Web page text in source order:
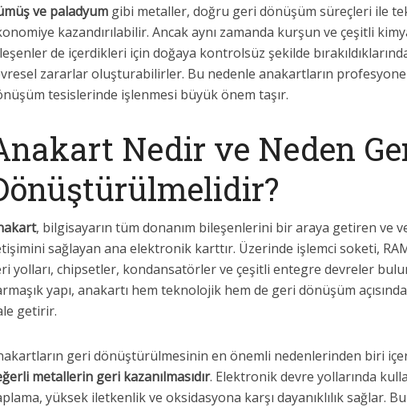
ve paladyum gibi metaller, doğru geri dönüşüm süreçleri ile
kazandırılabilir. Ancak aynı zamanda kurşun ve çeşitli
de içerdikleri için doğaya kontrolsüz şekilde
zararlar oluşturabilirler. Bu nedenle anakartların
tesislerinde işlenmesi büyük önem taşır.
Nedir ve Neden
, bilgisayarın tüm donanım bileşenlerini bir araya getiren ve
sağlayan ana elektronik karttır. Üzerinde işlemci soketi,
yolları, chipsetler, kondansatörler ve çeşitli entegre devreler
yapı, anakartı hem teknolojik hem de geri dönüşüm
getirir.
geri dönüştürülmesinin en önemli nedenlerinden biri
metallerin geri kazanılmasıdır. Elektronik devre yollarında
yüksek iletkenlik ve oksidasyona karşı dayanıklılık sağlar.